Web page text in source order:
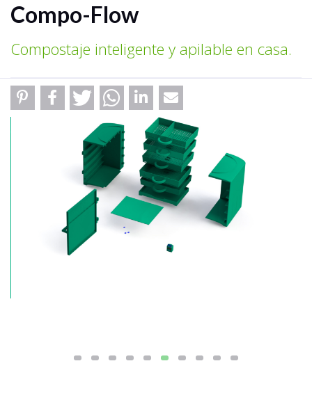
Compo-Flow
Compostaje inteligente y apilable en casa.